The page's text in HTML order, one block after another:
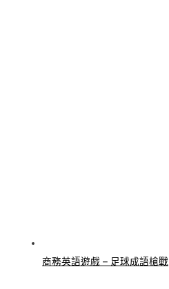
商務英語遊戲 – 足球成語槍戰